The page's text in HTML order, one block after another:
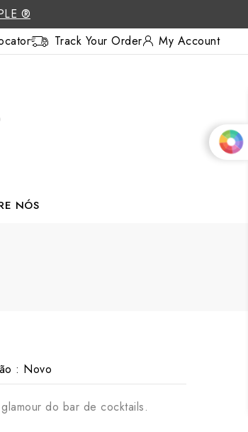
®
Track Your Order My Account
NÓS
: Novo
do bar de cocktails.